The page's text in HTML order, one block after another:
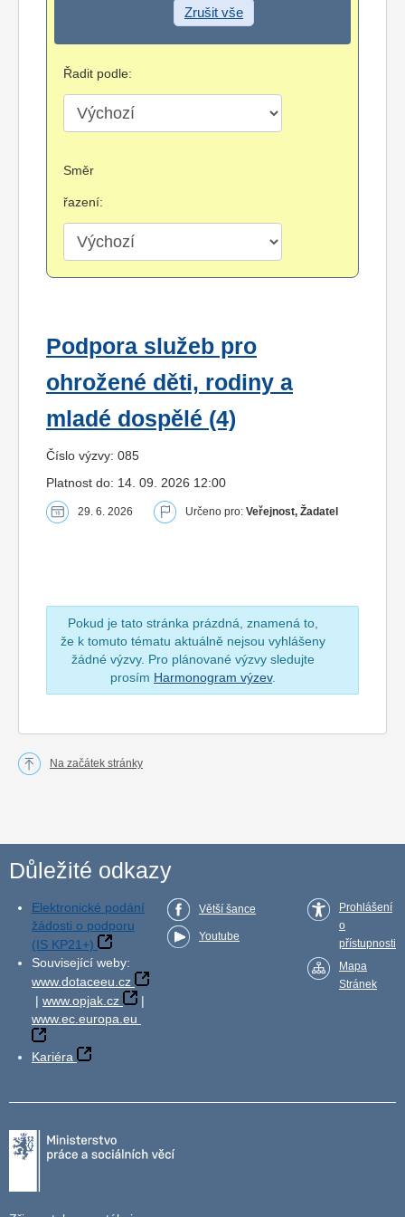
Zrušit vše
Řadit podle:
Směr
řazení:
Podpora služeb pro
ohrožené děti, rodiny a
mladé dospělé (4)
Číslo výzvy: 085
Platnost do: 14. 09. 2026 12:00
29. 6. 2026 Určeno pro: Veřejnost, Žadatel
Pokud je tato stránka prázdná, znamená to,
že k tomuto tématu aktuálně nejsou vyhlášeny
žádné výzvy. Pro plánované výzvy sledujte
prosím Harmonogram výzev.
Na začátek stránky
Důležité odkazy
Elektronické podání
žádosti o podporu
(IS KP21+)
Související weby:
www.dotaceeu.cz
| www.opjak.cz
|
www.ec.europa.eu
Kariéra
Větší šance
Youtube
Prohlášení
o
přístupnosti
Mapa
Stránek